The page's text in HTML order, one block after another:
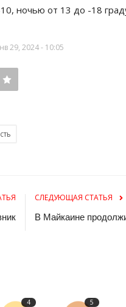
ночью от 13 до -18
29, 2024 - 10:05
СЛЕДУЮЩАЯ СТАТЬЯ
В Майкаине
4 5